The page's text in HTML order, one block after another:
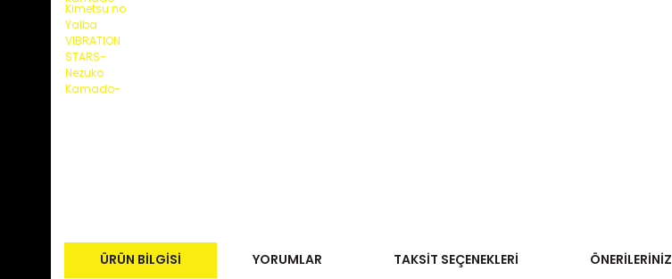
ÜRÜN BILGISI YORUMLAR TAKSIT SEÇENEKLERI ÖNERILERINIZ